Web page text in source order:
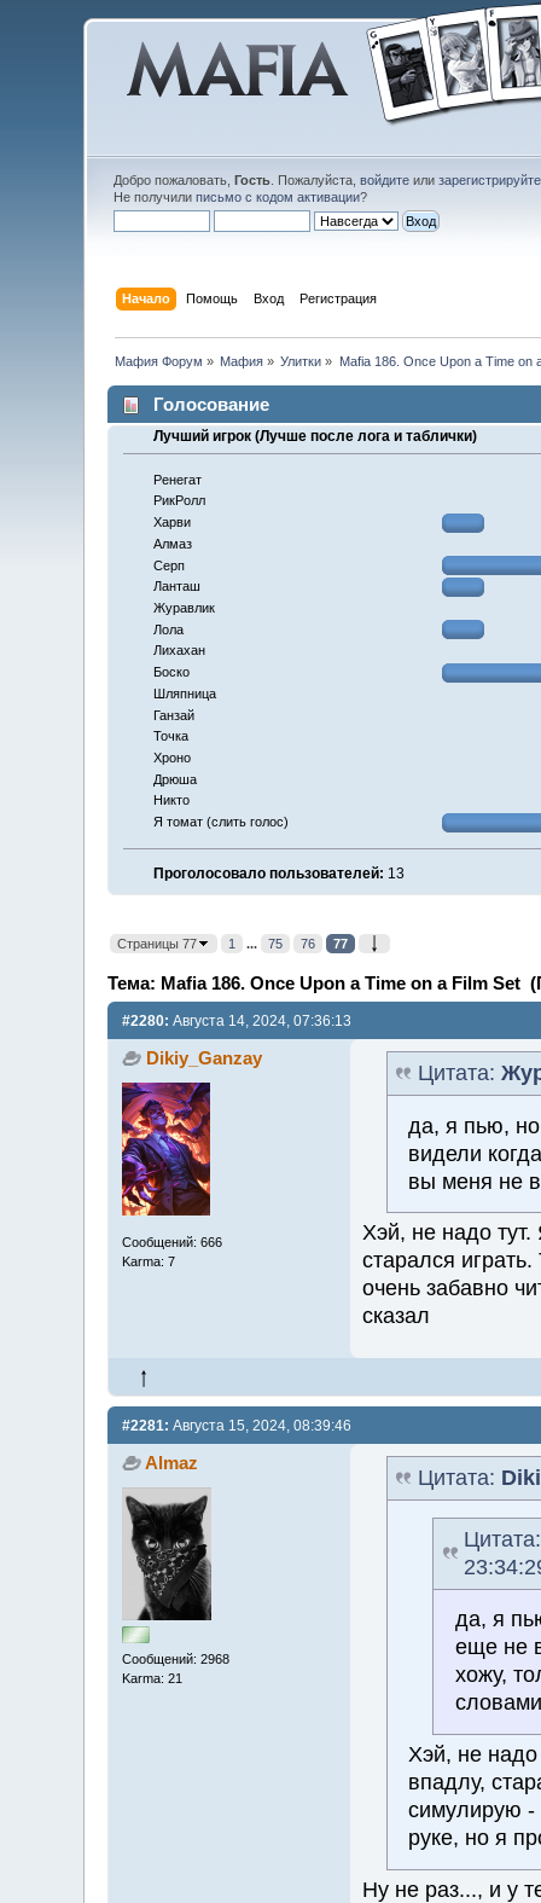
Добро пожаловать, Гость. Пожалуйста, войдитеили
Не получили письмо с кодом активации?
Начало Помощь Вход Регистрация
Мафия Форум » Мафия » Улитки » Mafia 186. Once Upon a Time on
Голосование
Лучший игрок (Лучше после лога и таблички)
Ренегат
РикРолл
Харви
Алмаз
Серп
Ланташ
Журавлик
Лола
Лихахан
Боско
Шляпница
Ганзай
Точка
Хроно
Дрюша
Никто
Я томат (слить голос)
Проголосовало пользователей: 13
Страницы 77 1 ... 75 76 77
Тема: Mafia 186. Once Upon a Time on a Film Set
#2280: Августа 14, 2024, 07:36:13
Dikiy_Ganzay
Сообщений: 666
Karma: 7
Цитата:
да, я пью,
видели
вы меня не
Хэй, не надо
старался
очень забавно
сказал
#2281: Августа 15, 2024, 08:39:46
Almaz
Сообщений: 2968
Karma: 21
Цитата:
да, я
еще не
хожу,
Хэй, не
впадлу,
симулирую -
руке, но я
Ну не раз..., и у